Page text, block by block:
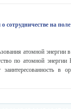
на
атомной
по атомной
в